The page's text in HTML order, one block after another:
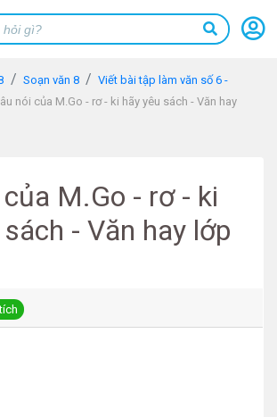
Soạn văn 8
Viết bài tập làm văn số 6 -
nói của M.Go - rơ - ki hãy yêu sách - Văn hay
M.Go - rơ - ki
- Văn hay lớp